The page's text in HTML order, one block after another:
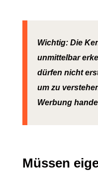
Wichtig: Die
unmittelbar
dürfen nicht
um zu
Werbung
Müssen